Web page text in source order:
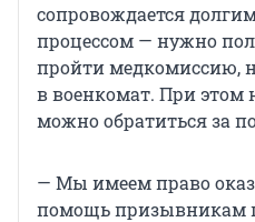
сопровождается
процессом — нужно
пройти медкомиссию,
в военкомат. При этом
можно обратиться за
— Мы имеемправо
помощьпризывникам